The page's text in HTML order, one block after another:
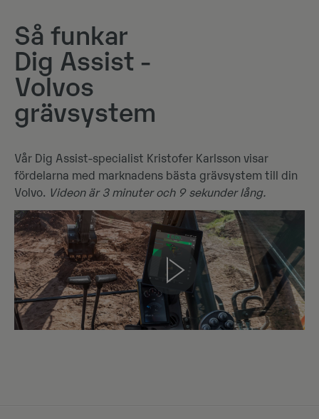
Så funkar
Dig Assist -
Volvos
grävsystem
Vår Dig Assist-specialist Kristofer Karlsson visar
fördelarna med marknadens bästa grävsystem till din
Volvo. Videon är 3 minuter och 9 sekunder lång.